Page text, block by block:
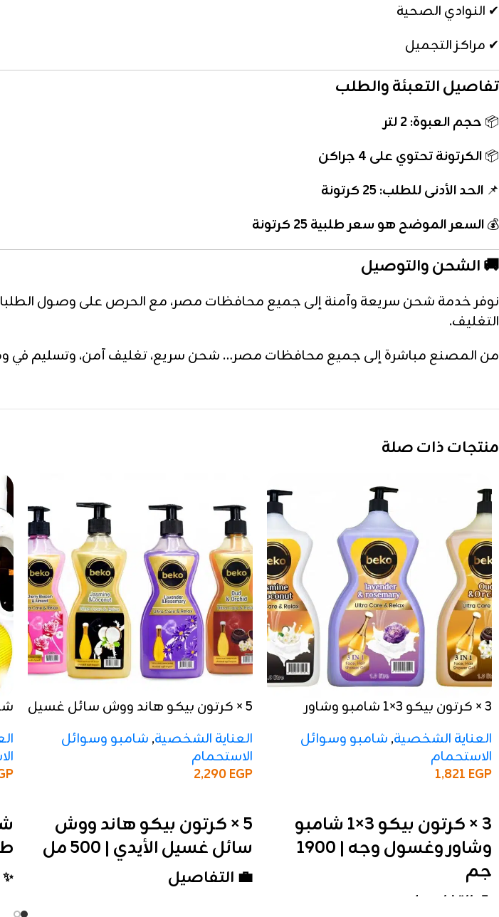
✔ النوادي الصحية
✔ مراكز التجميل
تفاصيل التعبئة والطلب
📦 حجم العبوة: 2 لتر
📦الكرتونة تحتوي على 4 جراكن
📌 الحد الأدنى للطلب: 25 كرتونة
💰السعر الموضح هو سعر طلبية 25 كرتونة
🚚الشحن والتوصيل
نوفر خدمة شحن سريعة وآمنة إلى جميع محافظات مصر، مع الحرص على وصول
التغليف.
من المصنع مباشرة إلى جميع محافظات مصر… شحن سريع، تغليف آمن، وتسليم في
منتجات ذات صلة
3 × كرتون بيكو 3×1 شامبو وشاور
العناية الشخصية, شامبو وسوائل
الاستحمام
1,821 EGP
3 × كرتون بيكو 3×1 شامبو
وشاور وغسول وجه | 1900
جم
💼 التفاصيل
5 × كرتون بيكو هاند ووش سائل غسيل
العناية الشخصية, شامبو وسوائل
الاستحمام
2,290EGP
5 × كرتون بيكو هاند ووش
سائل غسيل الأيدي | 500 مل
💼 التفاصيل ✨